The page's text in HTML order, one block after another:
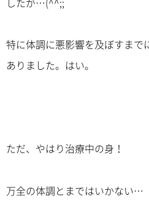
特に体調に悪影響を及ぼすまで
ありました。はい。
ただ、やはり治療中の身！
万全の体調とまではいかない…